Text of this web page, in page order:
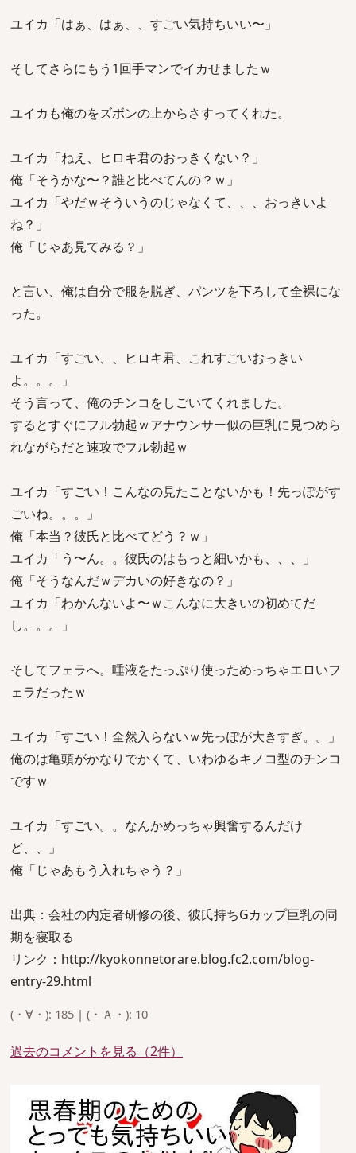
ユイカ「はぁ、はぁ、、すごい気持ちいい〜」
そしてさらにもう1回手マンでイカせましたｗ
ユイカも俺のをズボンの上からさすってくれた。
ユイカ「ねえ、ヒロキ君のおっきくない？」
俺「そうかな〜？誰と比べてんの？ｗ」
ユイカ「やだｗそういうのじゃなくて、、、おっきいよ
ね？」
俺「じゃあ見てみる？」
と言い、俺は自分で服を脱ぎ、パンツを下ろして全裸にな
った。
ユイカ「すごい、、ヒロキ君、これすごいおっきい
よ。。。」
そう言って、俺のチンコをしごいてくれました。
するとすぐにフル勃起ｗアナウンサー似の巨乳に見つめら
れながらだと速攻でフル勃起ｗ
ユイカ「すごい！こんなの見たことないかも！先っぽがす
ごいね。。。」
俺「本当？彼氏と比べてどう？ｗ」
ユイカ「う〜ん。。彼氏のはもっと細いかも、、、」
俺「そうなんだｗデカいの好きなの？」
ユイカ「わかんないよ〜ｗこんなに大きいの初めてだ
し。。。」
そしてフェラへ。唾液をたっぷり使っためっちゃエロいフ
ェラだったｗ
ユイカ「すごい！全然入らないｗ先っぽが大きすぎ。。」
俺のは亀頭がかなりでかくて、いわゆるキノコ型のチンコ
ですｗ
ユイカ「すごい。。なんかめっちゃ興奮するんだけ
ど、、」
俺「じゃあもう入れちゃう？」
出典：会社の内定者研修の後、彼氏持ちGカップ巨乳の同
期を寝取る
リンク：http://kyokonnetorare.blog.fc2.com/blog-
entry-29.html
(・∀・): 185 | (・Ａ・): 10
過去のコメントを見る（2件）